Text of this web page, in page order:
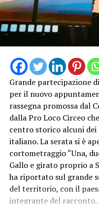
Grande partecipazione
per il nuovo
rassegna promossa dal
dalla Pro Loco Circeo
centro storico alcuni
italiano. La serata si è
cortometraggio “Una,
Gallo e girato proprio a
ha riportato sul grande
del territorio, con il
integrante del racconto.